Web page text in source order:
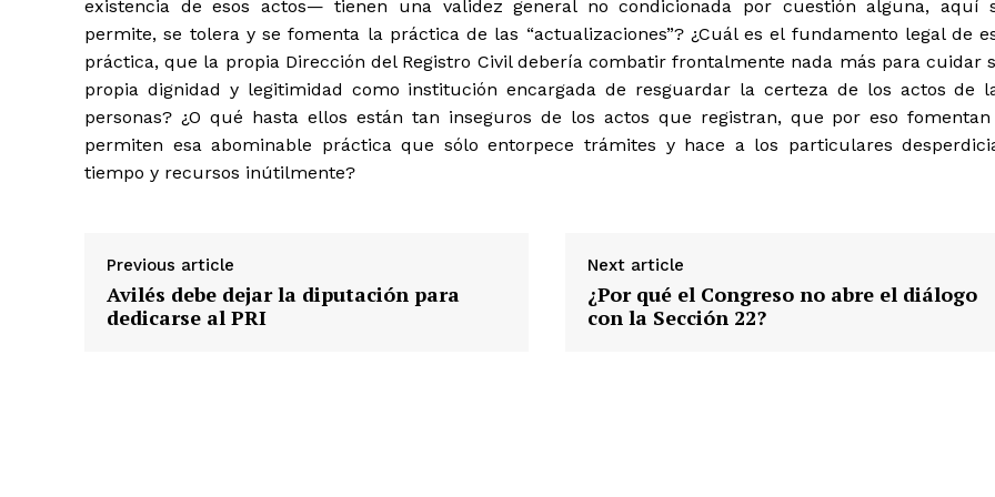
existencia de esos actos— tienen una validez general no condicionada por cuestión alguna, aquí
permite, se tolera y se fomenta la práctica de las “actualizaciones”? ¿Cuál es el fundamento legal de
práctica, que la propia Dirección del Registro Civil debería combatir frontalmente nada más para cuidar
propia dignidad y legitimidad como institución encargada de resguardar la certeza de los actos de
personas? ¿O qué hasta ellos están tan inseguros de los actos que registran, que por eso
permiten esa abominable práctica que sólo entorpece trámites y hace a los particulares
tiempo y recursos inútilmente?
Previous article
Avilés debe dejar la diputación para
dedicarse al PRI
Next article
¿Por qué el Congreso no abre el diálogo
con la Sección 22?